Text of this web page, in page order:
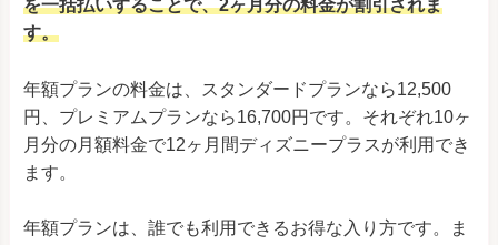
を一括払いすることで、2ヶ月分の料金が割引されま
す。
年額プランの料金は、スタンダードプランなら12,500
円、プレミアムプランなら16,700円です。それぞれ10ヶ
月分の月額料金で12ヶ月間ディズニープラスが利用でき
ます。
年額プランは、誰でも利用できるお得な入り方です。ま